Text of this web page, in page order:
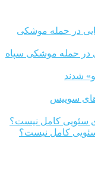
در حمله موشکی سپاه
شدند
سوییس
سئویی کامل نیست؟